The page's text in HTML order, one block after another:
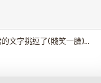
文字挑逗了(賤笑一臉)…